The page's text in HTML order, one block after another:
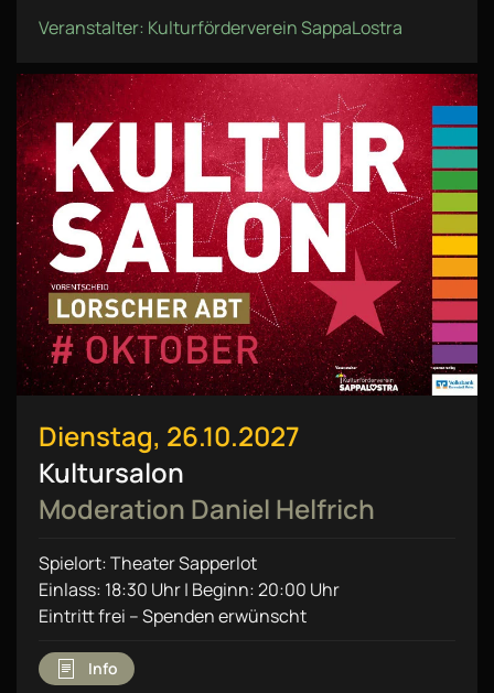
Veranstalter: Kulturförderverein SappaLostra
Dienstag, 26.10.2027
Kultursalon
Moderation Daniel Helfrich
Spielort: Theater Sapperlot
Einlass: 18:30 Uhr | Beginn: 20:00 Uhr
Eintritt frei – Spenden erwünscht
Info